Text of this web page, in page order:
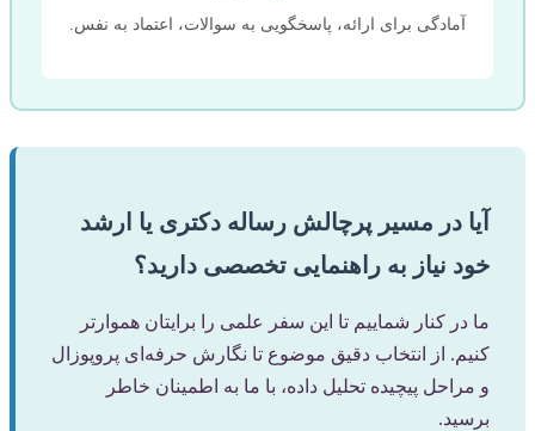
آمادگی برای ارائه، پاسخگویی به سوالات، اعتماد به نفس.
آیا در مسیر پرچالش رساله دکتری یا ارشد
خود نیاز به راهنمایی تخصصی دارید؟
ما در کنار شماییم تا این سفر علمی را برایتان هموارتر
کنیم. از انتخاب دقیق موضوع تا نگارش حرفه‌ای پروپوزال
و مراحل پیچیده تحلیل داده، با ما به اطمینان خاطر
برسید.